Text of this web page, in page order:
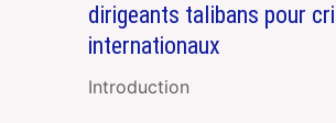
dirigeants talibans pour
internationaux
Introduction